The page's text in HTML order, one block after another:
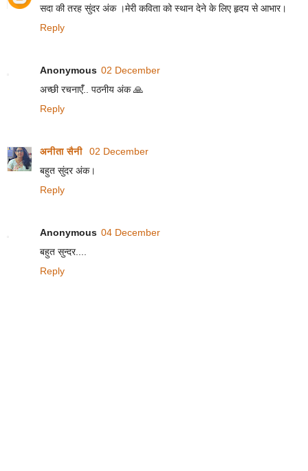
सदा की तरह सुंदर अंक ।मेरी कविता को स्थान देने के लिए हृदय से आभार।
Reply
Anonymous 02 December
अच्छी रचनाएंँ.. पठनीय अंक 🙏
Reply
अनीता सैनी
02 December
बहुत सुंदर अंक।
Reply
Anonymous 04 December
बहुत सुन्दर....
Reply